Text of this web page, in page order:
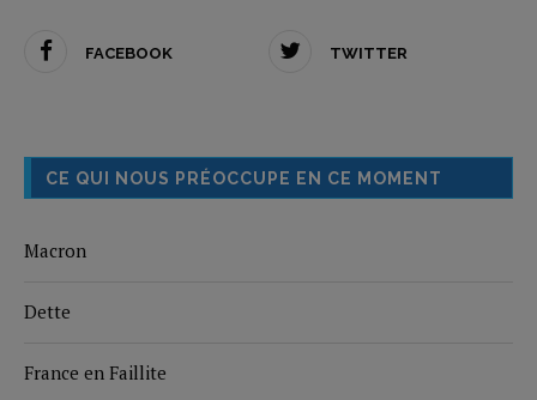
FACEBOOK TWITTER
CE QUI NOUS PRÉOCCUPE EN CE MOMENT
Macron
Dette
France en Faillite